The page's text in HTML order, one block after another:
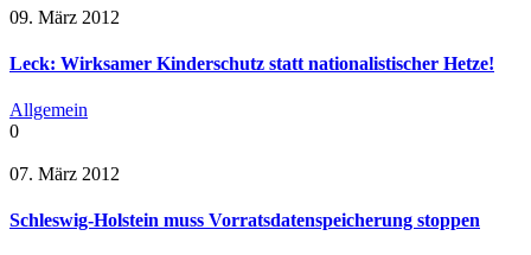
09. März 2012
Leck: Wirksamer Kinderschutz statt nationalistischer Hetze!
Allgemein
0
07. März 2012
Schleswig-Holstein muss Vorratsdatenspeicherung stoppen